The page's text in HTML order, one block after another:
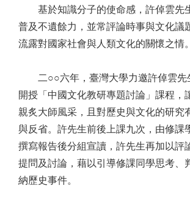
基於知識分子的使命感，許倬雲先
普及不遺餘力，並常評論時事與文化議
流露對國家社會與人類文化的關懷之情。
二○○六年，臺灣大學力邀許倬雲先
開授「中國文化教研專題討論」課程，
親炙大師風采，且對歷史與文化的研究
與反省。許先生前後上課九次，由修課
撰寫報告後分組宣讀，許先生再加以評
提問及討論，藉以引導修課同學思考、
納歷史事件。